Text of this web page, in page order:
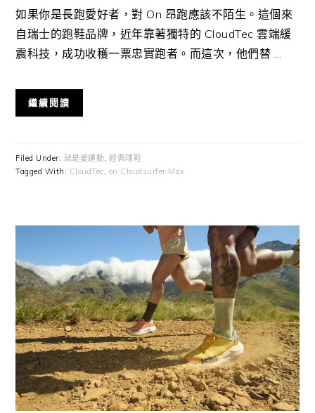
如果你是長跑愛好者，對 On 昂跑應該不陌生。這個來
自瑞士的跑鞋品牌，近年靠著獨特的 CloudTec 雲端緩
震科技，成功收穫一票忠實跑者。而這次，他們替 ...
繼續閱讀
Filed Under: 就是愛運動,經典球鞋
Tagged With: CloudTec , on Cloudsurfer Max